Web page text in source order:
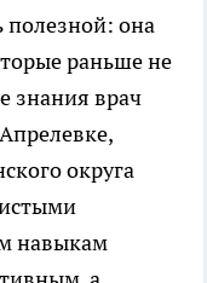
полезной: она
раньше не
знания врач
округа
навыкам